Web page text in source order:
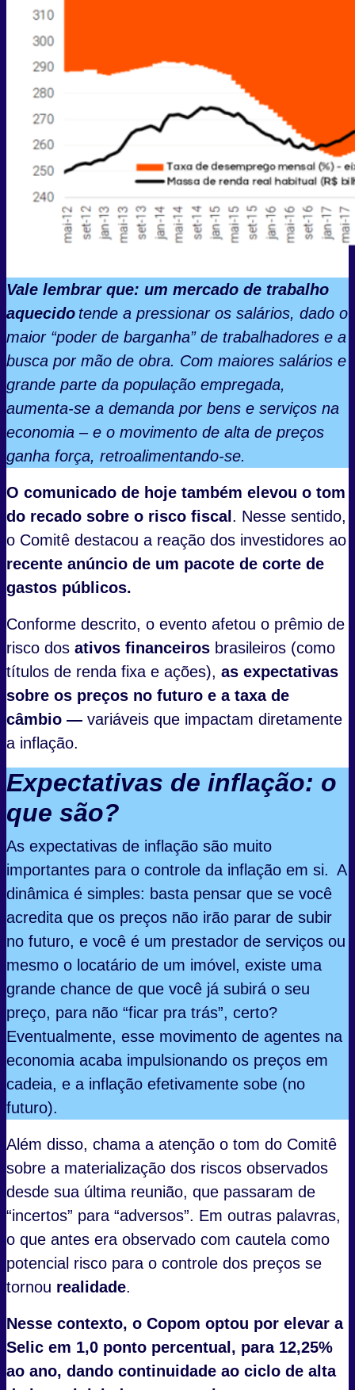
Vale lembrar que: um mercado de trabalho
aquecido tende a pressionar os salários, dado o
maior “poder de barganha” de trabalhadores e a
busca por mão de obra. Com maiores salários e
grande parte da população empregada,
aumenta-se a demanda por bens e serviços na
economia – e o movimento de alta de preços
ganha força, retroalimentando-se.
O comunicado de hoje também elevou o tom
do recado sobre o risco fiscal . Nesse sentido,
o Comitê destacou a reação dos investidores ao
recente anúncio de um pacote de corte de
gastos públicos.
Conforme descrito, o evento afetou o prêmio de
risco dos ativos financeiros brasileiros (como
títulos de renda fixa e ações), as expectativas
sobre os preços no futuro e a taxa de
câmbio — variáveis que impactam diretamente
a inflação.
Expectativas de inflação: o
que são?
As expectativas de inflação são muito
importantes para o controle da inflação em si. A
dinâmica é simples: basta pensar que se você
acredita que os preços não irão parar de subir
no futuro, e você é um prestador de serviços ou
mesmo o locatário de um imóvel, existe uma
grande chance de que você já subirá o seu
preço, para não “ficar pra trás”, certo?
Eventualmente, esse movimento de agentes na
economia acaba impulsionando os preços em
cadeia, e a inflação efetivamente sobe (no
futuro).
Além disso, chama a atenção o tom do Comitê
sobre a materialização dos riscos observados
desde sua última reunião, que passaram de
“incertos” para “adversos”. Em outras palavras,
o que antes era observado com cautela como
potencial risco para o controle dos preços se
tornou realidade.
Nesse contexto, o Copom optou por elevar a
Selic em 1,0 ponto percentual, para 12,25%
ao ano, dando continuidade ao ciclo de alta